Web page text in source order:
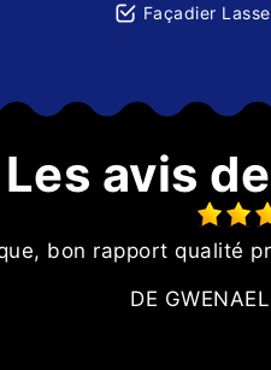
Façadier
Les avis
bon rapport qualité
DE